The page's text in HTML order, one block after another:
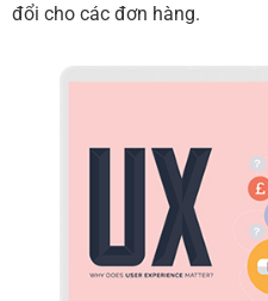
đổi cho các đơn hàng.